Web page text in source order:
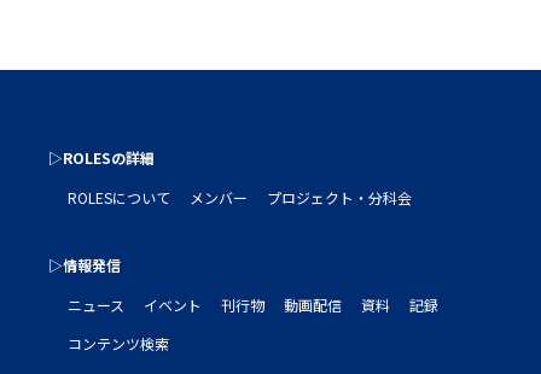
▷ROLESの詳細
ROLESについて
メンバー プロジェクト・分科会
▷情報発信
ニュース
イベント 刊行物 動画配信 資料
記録
コンテンツ検索